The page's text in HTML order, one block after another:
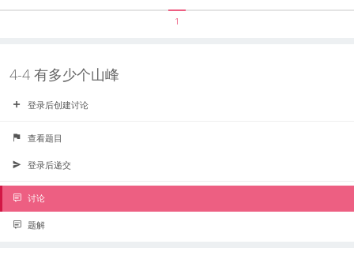
1
4-4 有多少个山峰
登录后创建讨论
查看题目
登录后递交
讨论
题解